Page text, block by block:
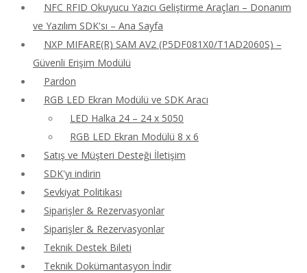
NFC RFID Okuyucu Yazıcı Geliştirme Araçları – Donanım
ve Yazılım SDK'sı – Ana Sayfa
NXP MIFARE(R) SAM AV2 (P5DF081X0/T1AD2060S) –
Güvenli Erişim Modülü
Pardon
RGB LED Ekran Modülü ve SDK Aracı
LED Halka 24 – 24 x 5050
RGB LED Ekran Modülü 8 x 6
Satış ve Müşteri Desteği İletişim
SDK'yı indirin
Sevkiyat Politikası
Siparişler & Rezervasyonlar
Siparişler & Rezervasyonlar
Teknik Destek Bileti
Teknik Dokümantasyon İndir